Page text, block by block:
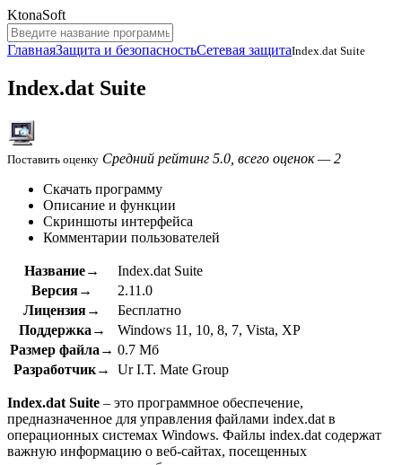
KtonaSoft
ГлавнаяЗащита и безопасностьСетевая защитаIndex.dat Suite
Index.dat Suite
Поставить оценку Средний рейтинг 5.0, всего оценок — 2
Скачать программу
Описание и функции
Скриншоты интерфейса
Комментарии пользователей
Название→
Index.dat Suite
Версия→
2.11.0
Лицензия→
Бесплатно
Поддержка→
Windows 11, 10, 8, 7, Vista, XP
Размер файла→ 0.7 Мб
Разработчик→
Ur I.T. Mate Group
Index.dat Suite – это программное обеспечение,
предназначенное для управления файлами index.dat в
операционных системах Windows. Файлы index.dat содержат
важную информацию о веб-сайтах, посещенных